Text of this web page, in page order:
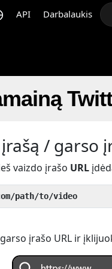
API Darbalaukis
/ garso
vaizdo įrašo URL
path/to/video
įrašo URL ir